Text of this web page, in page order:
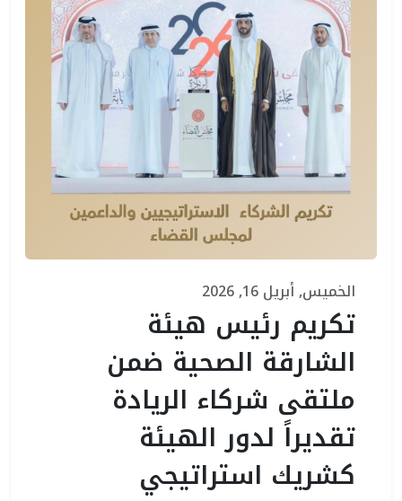
الخميس, أبريل 16, 2026
تكريم رئيس هيئة
الشارقة الصحية ضمن
ملتقى شركاء الريادة
تقديراً لدور الهيئة
كشريك استراتيجي